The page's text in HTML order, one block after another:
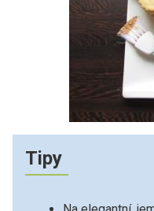
Tipy